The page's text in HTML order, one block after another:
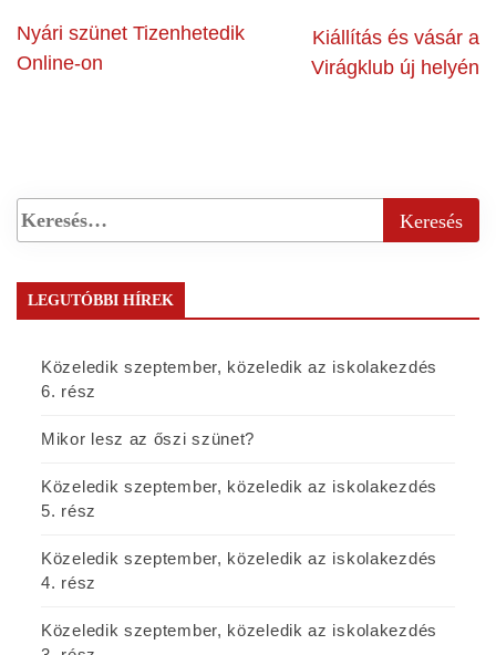
Nyári szünet Tizenhetedik
Online-on
Kiállítás és vásár a
Virágklub új helyén
LEGUTÓBBI HÍREK
Közeledik szeptember, közeledik az iskolakezdés
6. rész
Mikor lesz az őszi szünet?
Közeledik szeptember, közeledik az iskolakezdés
5. rész
Közeledik szeptember, közeledik az iskolakezdés
4. rész
Közeledik szeptember, közeledik az iskolakezdés